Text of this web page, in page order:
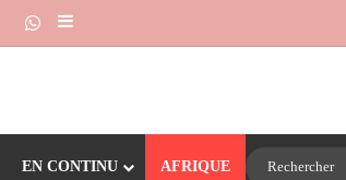
Dailymotion
Suivre la chaîne 24heureinfo sur WhatsApp
Sidebar (barre latérale)
EN CONTINU AFRIQUE